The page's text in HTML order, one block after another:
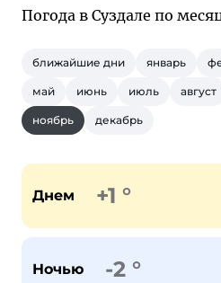
Погода в Суздале по
ближайшие дни январь
май июнь июль август
ноябрь декабрь
Днем +1 °
Ночью -2 °